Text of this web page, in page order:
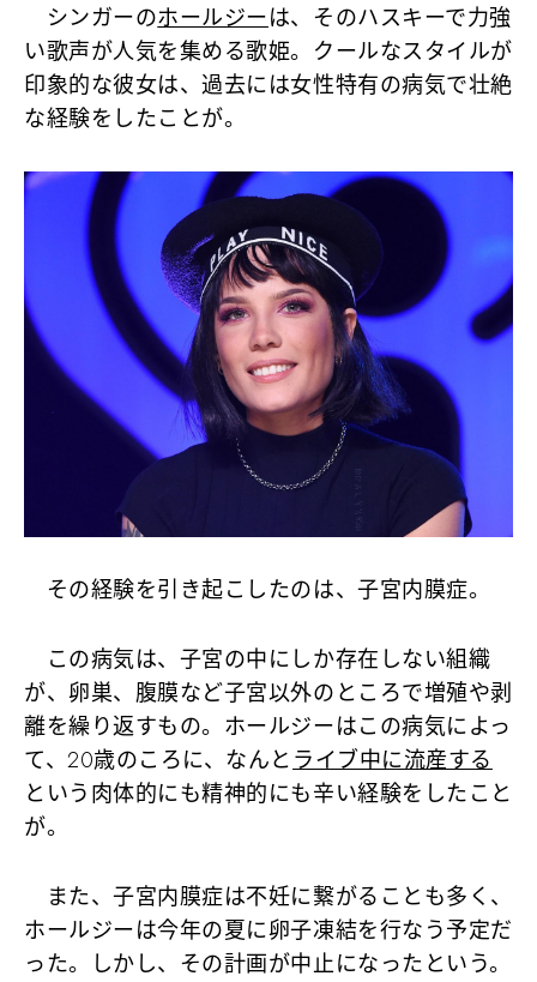
シンガーのホールジーは、そのハスキーで力強
い歌声が人気を集める歌姫。クールなスタイルが
印象的な彼女は、過去には女性特有の病気で壮絶
な経験をしたことが。
その経験を引き起こしたのは、子宮内膜症。
この病気は、子宮の中にしか存在しない組織
が、卵巣、腹膜など子宮以外のところで増殖や剥
離を繰り返すもの。ホールジーはこの病気によっ
て、20歳のころに、なんとライブ中に流産する
という肉体的にも精神的にも辛い経験をしたこと
が。
また、子宮内膜症は不妊に繋がることも多く、
ホールジーは今年の夏に卵子凍結を行なう予定だ
った。しかし、その計画が中止になったという。